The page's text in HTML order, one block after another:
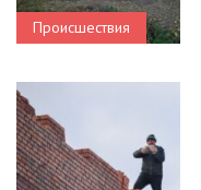
Происшествия